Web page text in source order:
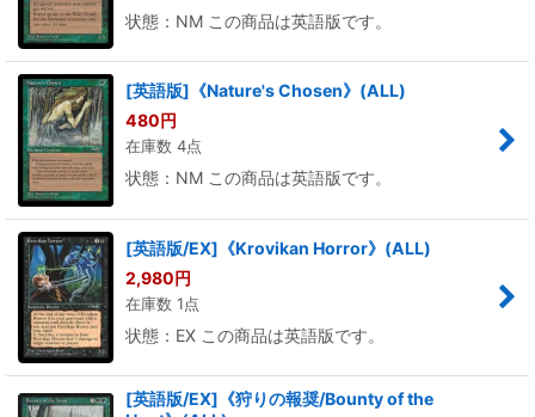
状態：NM この商品は英語版です。
[英語版]《Nature's Chosen》(ALL)
480円
在庫数 4点
状態：NM この商品は英語版です。
[英語版/EX]《Krovikan Horror》(ALL)
2,980円
在庫数 1点
状態：EX この商品は英語版です。
[英語版/EX]《狩りの報奨/Bounty of the